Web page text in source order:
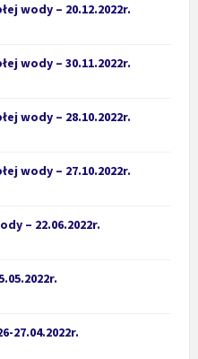
wody – 20.12.2022r.
wody – 30.11.2022r.
wody – 28.10.2022r.
wody – 27.10.2022r.
– 22.06.2022r.
27.04.2022r.